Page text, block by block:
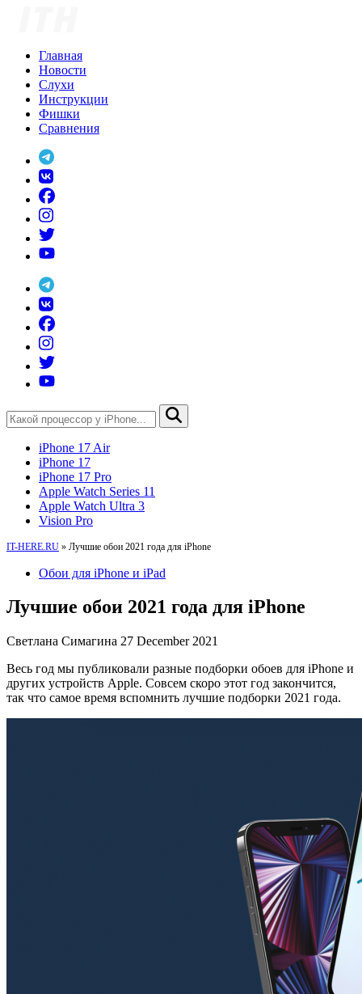
Главная
Новости
Слухи
Инструкции
Фишки
Сравнения
iPhone 17 Air
iPhone 17
iPhone 17 Pro
Apple Watch Series 11
Apple Watch Ultra 3
Vision Pro
IT-HERE.RU » Лучшие обои 2021 года для iPhone
Обои для iPhone и iPad
Лучшие обои 2021 года для iPhone
Светлана Симагина 27 December 2021
Весь год мы публиковали разные подборки обоев для iPhone и
других устройств Apple. Совсем скоро этот год закончится,
так что самое время вспомнить лучшие подборки 2021 года.